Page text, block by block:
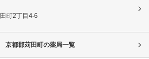
町2丁目4-6
京都郡苅田町の薬局一覧